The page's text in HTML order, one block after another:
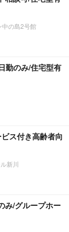
中の島2号館
勤のみ/住宅型有
ス付き高齢者向
新川
み/グループホー